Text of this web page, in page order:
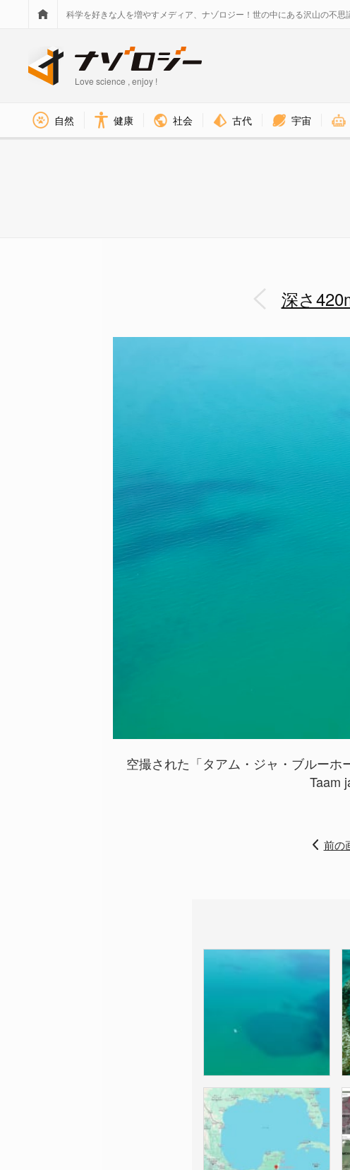
科学を好きな人を増やすメディア、ナゾロジー！世の中にある沢山の不思
Love science , enjoy !
自然 健康 社会 古代 宇宙
深さ
空撮された「タアム・ジャ・ブルー
Taam
前の